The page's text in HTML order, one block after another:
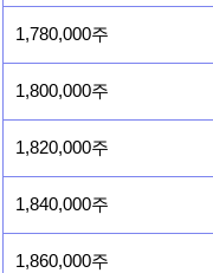
1,780,000주
1,800,000주
1,820,000주
1,840,000주
1,860,000주